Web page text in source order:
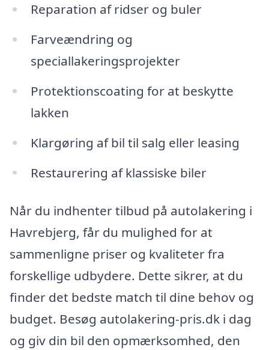
Reparation af ridser og buler
Farveændring og
speciallakeringsprojekter
Protektionscoating for at beskytte
lakken
Klargøring af bil til salg eller leasing
Restaurering af klassiske biler
Når du indhenter tilbud på autolakering i
Havrebjerg, får du mulighed for at
sammenligne priser og kvaliteter fra
forskellige udbydere. Dette sikrer, at du
finder det bedste match til dine behov og
budget. Besøg autolakering-pris.dk i dag
og giv din bil den opmærksomhed, den